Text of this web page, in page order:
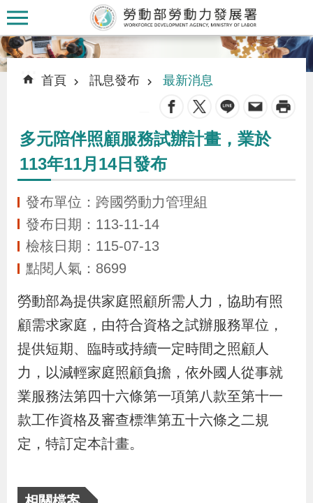
跳到主要內容區塊
認
識
署
訊
息
發
布
為
民
服
務
務
:::
::: 首頁 訊息發布 最新消息
多元陪伴照顧服務試辦計畫，業於
113年11月14日發布
發布單位：跨國勞動力管理組
發布日期：113-11-14
檢核日期：115-07-13
點閱人氣：8699
勞動部為提供家庭照顧所需人力，協助有照
顧需求家庭，由符合資格之試辦服務單位，
提供短期、臨時或持續一定時間之照顧人
力，以減輕家庭照顧負擔，依外國人從事就
業服務法第四十六條第一項第八款至第十一
款工作資格及審查標準第五十六條之二規
定，特訂定本計畫。